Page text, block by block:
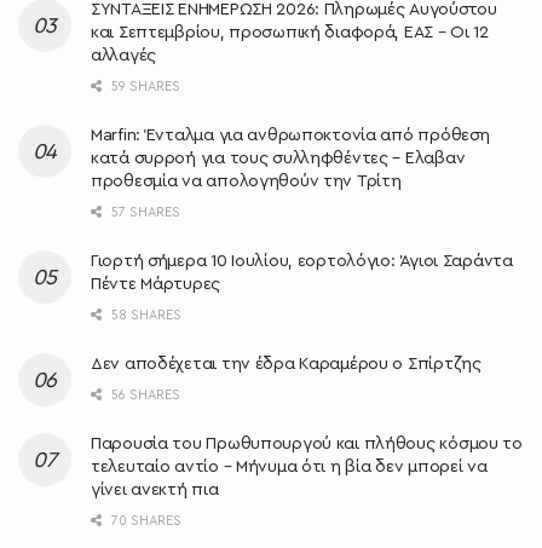
ΣΥΝΤΑΞΕΙΣ ΕΝΗΜΕΡΩΣΗ 2026: Πληρωμές Αυγούστου
και Σεπτεμβρίου, προσωπική διαφορά, ΕΑΣ – Οι 12
αλλαγές
59 SHARES
Marfin: Ένταλμα για ανθρωποκτονία από πρόθεση
κατά συρροή για τους συλληφθέντες – Ελαβαν
προθεσμία να απολογηθούν την Τρίτη
57 SHARES
Γιορτή σήμερα 10 Ιουλίου, εορτολόγιο: Άγιοι Σαράντα
Πέντε Μάρτυρες
58 SHARES
Δεν αποδέχεται την έδρα Καραμέρου ο Σπίρτζης
56 SHARES
Παρουσία του Πρωθυπουργού και πλήθους κόσμου το
τελευταίο αντίο – Μήνυμα ότι η βία δεν μπορεί να
γίνει ανεκτή πια
70 SHARES